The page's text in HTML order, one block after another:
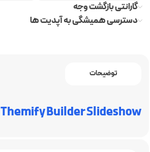
گارانتی بازگشت وجه
دسترسی همیشگی به آپدیت ها
توضیحات
Themify Builder Slideshow